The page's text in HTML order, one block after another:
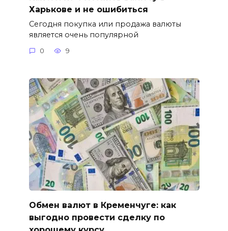
Харькове и не ошибиться
Сегодня покупка или продажа валюты
является очень популярной
0 9
Обмен валют в Кременчуге: как
выгодно провести сделку по